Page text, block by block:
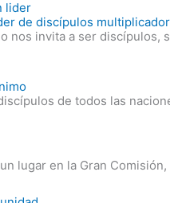
de discípulos
nos invita a ser
de todos las
lugar en la Gran